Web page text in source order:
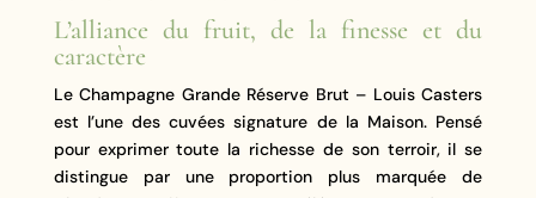
L’alliance du fruit, de la finesse et du
caractère
Le Champagne Grande Réserve Brut – Louis Casters
est l’une des cuvées signature de la Maison. Pensé
pour exprimer toute la richesse de son terroir, il se
distingue par une proportion plus marquée de